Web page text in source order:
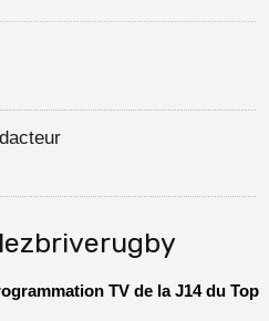
TV de la J14 du Top